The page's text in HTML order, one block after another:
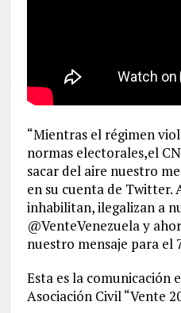
“Mientras el régimen
normas electorales,el
sacar del aire nuestro
en su cuenta de Twitter.
inhabilitan, ilegalizan a
@VenteVenezuela y
nuestro mensaje para el
Esta es la comunicación
Asociación Civil “Vente